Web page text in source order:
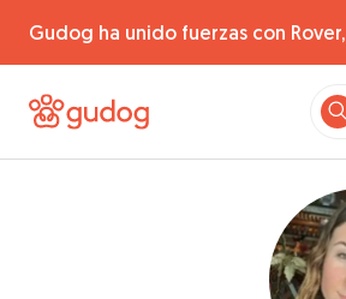
Gudog ha unido fuerzas con Rover,